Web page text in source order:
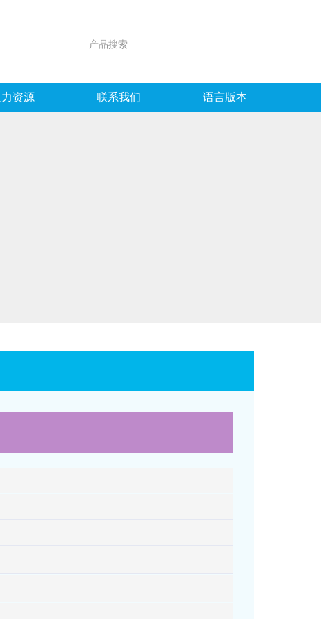
力资源 联系我们 语言版本